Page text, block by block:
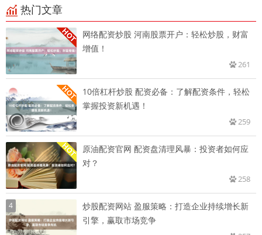
热门文章
网络配资炒股 河南股票开户：轻松炒股，财富
增值！
261
10倍杠杆炒股 配资必备：了解配资条件，轻松
掌握投资新机遇！
259
原油配资官网 配资盘清理风暴：投资者如何应
对？
258
4
炒股配资网站 盈服策略：打造企业持续增长新
引擎，赢取市场竞争